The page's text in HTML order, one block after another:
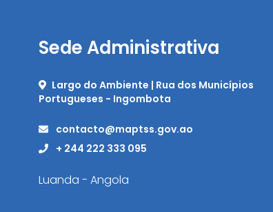
Sede Administrativa
Largo do Ambiente | Rua dos Municípios
Portugueses - Ingombota
contacto@maptss.gov.ao
+ 244 222 333 095
Luanda - Angola